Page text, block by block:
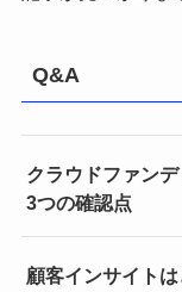
Q&A
クラウドファン
3つの確認点
顧客インサイト